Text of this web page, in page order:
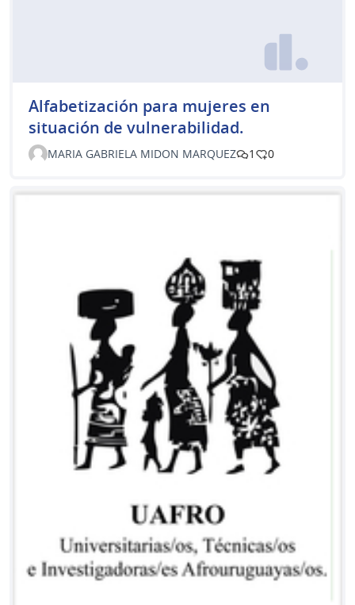
Alfabetización para mujeres en
situación de vulnerabilidad.
MARIA GABRIELA MIDON MARQUEZ 1 0